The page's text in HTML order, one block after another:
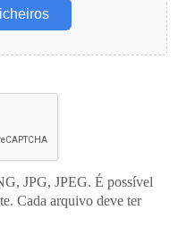
JPG, JPEG. É possível
Cada arquivo deve ter